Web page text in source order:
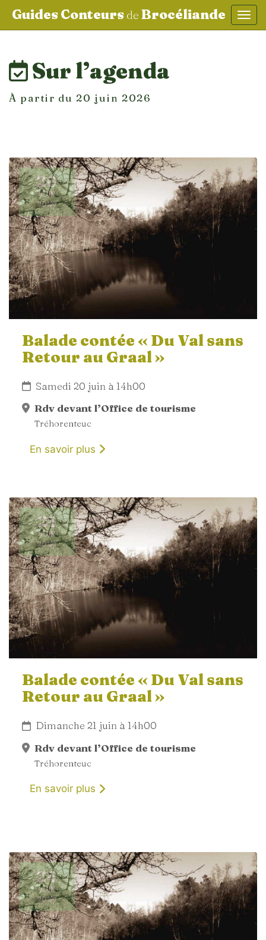
Guides Conteursde Brocéliande
Sur l’agenda
À partir du 20 juin 2026
20
JUIN
2026
Balade contée « Du Val sans
Retour au Graal »
Samedi 20 juin à 14h00
Rdv devant l’Office de tourisme
Tréhorenteuc
En savoir plus
21
JUIN
2026
Balade contée « Du Val sans
Retour au Graal »
Dimanche 21 juin à 14h00
Rdv devant l’Office de tourisme
Tréhorenteuc
En savoir plus
24
JUIN
2026